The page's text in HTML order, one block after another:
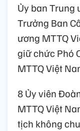
Ủy ban Trung
Trưởng Ban
ương MTTQ
giữ chức Phó
MTTQ Việt
8 Ủy viên
MTTQ Việt
tịch không